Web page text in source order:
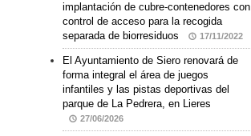
implantación de cubre-contenedores con
control de acceso para la recogida
separada de biorresiduos
17/11/2022
El Ayuntamiento de Siero renovará de
forma integral el área de juegos
infantiles y las pistas deportivas del
parque de La Pedrera, en Lieres
27/06/2026